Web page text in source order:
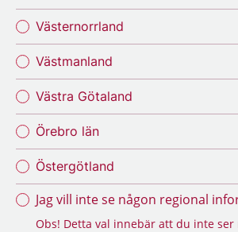
Västernorrland
Västmanland
Västra Götaland
Örebro län
Östergötland
Jag vill inte se någon regional
Obs! Detta val innebär att du inte